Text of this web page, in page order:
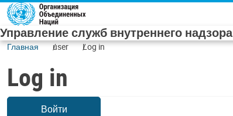
Skip to main content
Управление служб внутреннего надзора
Главная user Log in
Log in
Войти